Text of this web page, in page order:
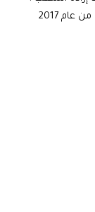
وجرى استفتاء انفصال إقليم كردستان في 25 ايلول من عام 2017